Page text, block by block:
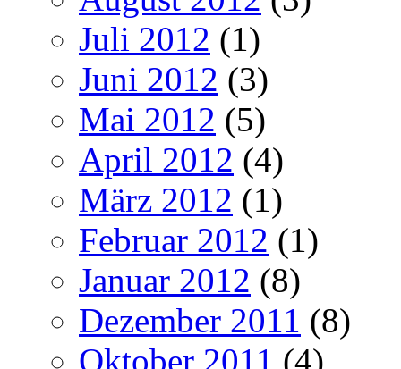
Juli 2012 (1)
Juni 2012 (3)
Mai 2012 (5)
April 2012 (4)
März 2012 (1)
Februar 2012 (1)
Januar 2012 (8)
Dezember 2011 (8)
Oktober 2011 (4)